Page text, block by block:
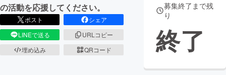
の活動を応援してください。
ポスト
シェア
LINEで送る
URLコピー
埋め込み
QRコード
募集終了まで残
り
終了